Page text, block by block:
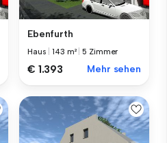
Ebenfurth
Haus |143 m² |5 Zimmer
€ 1.393 Mehr sehen